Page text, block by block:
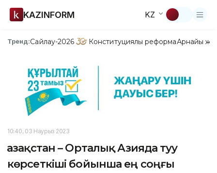
KAZINFORM KZ
Тренд:Сайлау-2026 Конституциялық реформаАрнайы
10:40, 03 Наурыз 2023
Қазақстан – Орталық Азияда туу
көрсеткіші бойынша ең соңғы